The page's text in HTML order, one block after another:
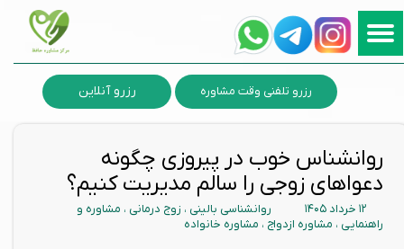
روانشناس خوب در پیروزی چگونه
دعواهای زوجی را سالم مدیریت کنیم؟
۱۲ خرداد ۱۴۰۵ روانشناسی بالینی ، زوج درمانی ، مشاوره و
راهنمایی ، مشاوره ازدواج ، مشاوره خانواده
رزرو تلفنی وقت مشاوره رزرو آنلاین